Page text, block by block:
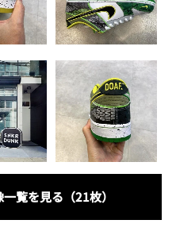
覧を見る（21枚）